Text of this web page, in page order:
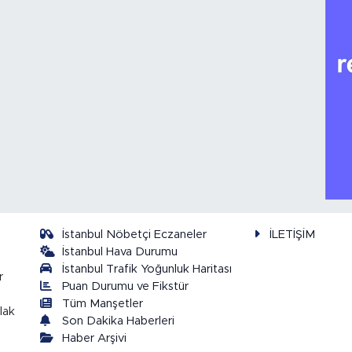
İstanbul Nöbetçi Eczaneler
İstanbul Hava Durumu
İstanbul Trafik Yoğunluk Haritası
Puan Durumu ve Fikstür
Tüm Manşetler
Son Dakika Haberleri
Haber Arşivi
İLETİŞİM